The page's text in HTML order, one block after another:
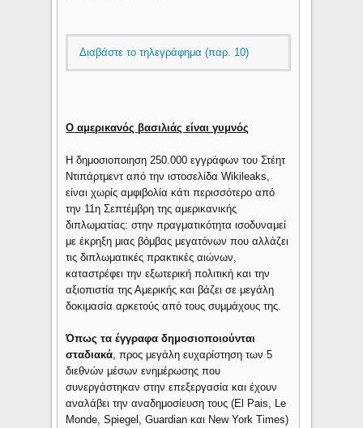
Διαβάστε το τηλεγράφημα (παρ. 10)
O αμερικανός βασιλιάς είναι γυμνός
Η δημοσιοποιηση 250.000 εγγράφων του Στέητ
Ντιπάρτμεντ από την ιστοσελίδα Wikileaks,
είναι χωρίς αμφιβολία κάτι περισσότερο από
την 11η Σεπτέμβρη της αμερικανικής
διπλωματίας: στην πραγματικότητα ισοδυναμεί
με έκρηξη μιας βόμβας μεγατόνων που αλλάζει
τις διπλωματικές πρακτικές αιώνων,
καταστρέφει την εξωτερική πολιτική και την
αξιοπιστία της Αμερικής και βάζει σε μεγάλη
δοκιμασία αρκετούς από τους συμμάχους της.
Όπως τα έγγραφα δημοσιοποιούνται
σταδιακά , προς μεγάλη ευχαρίστηση των 5
διεθνών μέσων ενημέρωσης που
συνεργάστηκαν στην επεξεργασία και έχουν
αναλάβει την αναδημοσίευση τους (El Pais, Le
Monde, Spiegel, Guardian και New York Times)